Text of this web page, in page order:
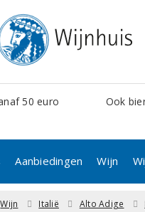
50 euro Ook
Aanbiedingen Wijn
Wijn Italië Alto Adige